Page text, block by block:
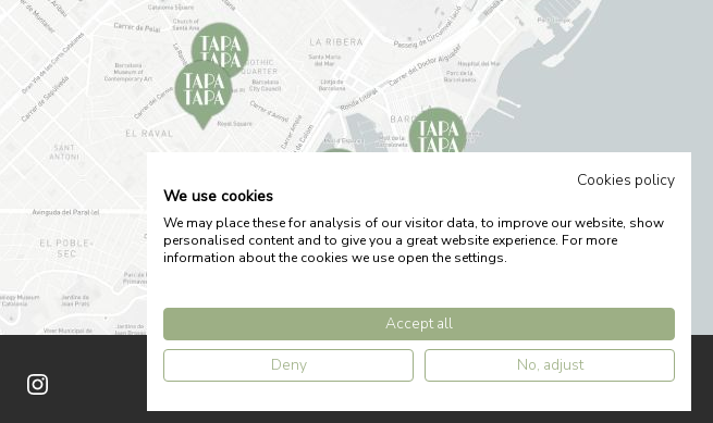
by
Cookies policy
We use cookies
We may place these for analysis of our visitor data, to improve our website, show
personalised content and to give you a great website experience. For more
information about the cookies we use open the settings.
Accept all
Deny
No, adjust